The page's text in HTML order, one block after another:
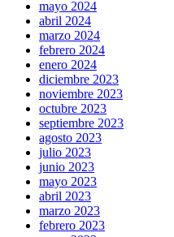
mayo 2024
abril 2024
marzo 2024
febrero 2024
enero 2024
diciembre 2023
noviembre 2023
octubre 2023
septiembre 2023
agosto 2023
julio 2023
junio 2023
mayo 2023
abril 2023
marzo 2023
febrero 2023